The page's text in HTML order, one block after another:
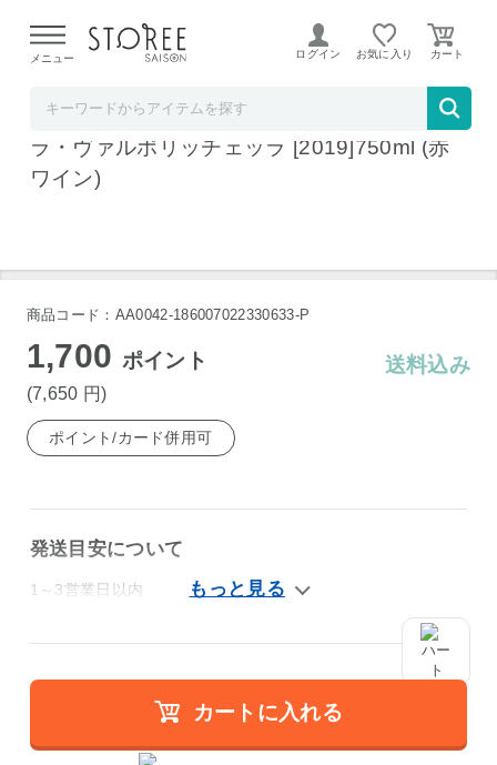
よる配送遅延が発生しております。
メニュー ログイン お気に入り
ヴィッラ・アンナベルタ アマローネ デッ
ラ・ヴァルポリッチェッラ [2019]750ml (赤
ワイン)
商品コード：AA0042-186007022330633-P
1,700 ポイント
(7,650 円)
送料込み
ポイント/カード併用可
発送目安について
1～3営業日以内
カートに入れる